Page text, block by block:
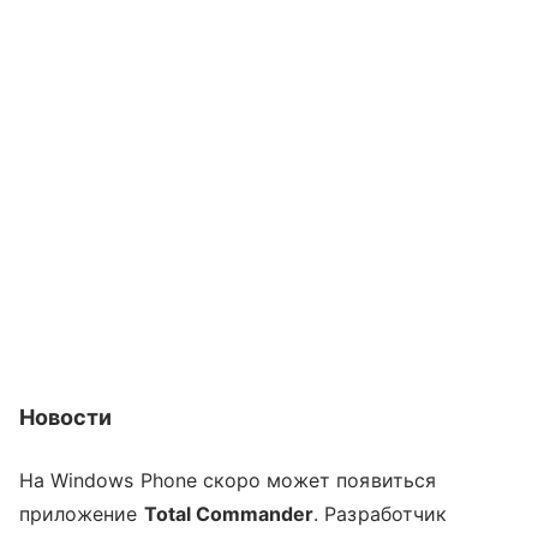
Новости
На Windows Phone скоро может появиться
приложение Total Commander. Разработчик